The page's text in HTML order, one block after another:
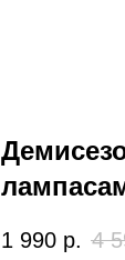
1 990 р. 4